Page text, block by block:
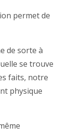
permet de
de sorte à
se trouve
faits, notre
physique